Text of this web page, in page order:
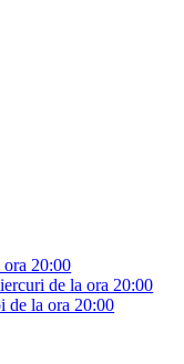
20:00
de la ora 20:00
de la ora 20:00